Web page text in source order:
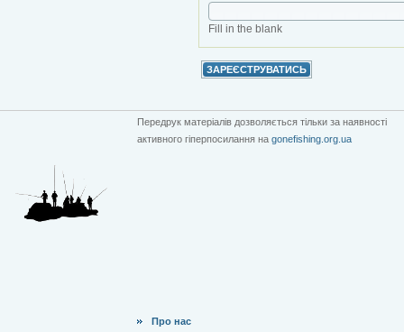
Fill in the blank
Передрук матеріалів дозволяється тільки за наявності
активного гіперпосилання на gonefishing.org.ua
Про нас